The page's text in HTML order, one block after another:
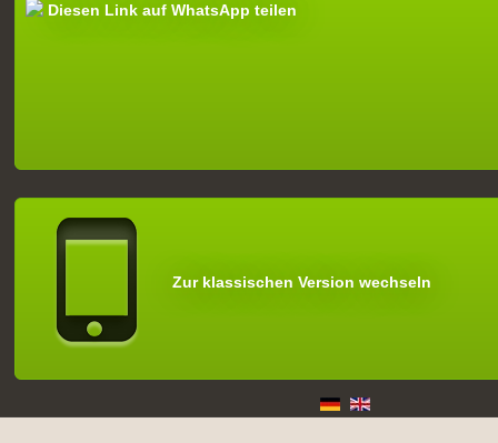
Diesen Link auf WhatsApp teilen
Zur klassischen Version wechseln